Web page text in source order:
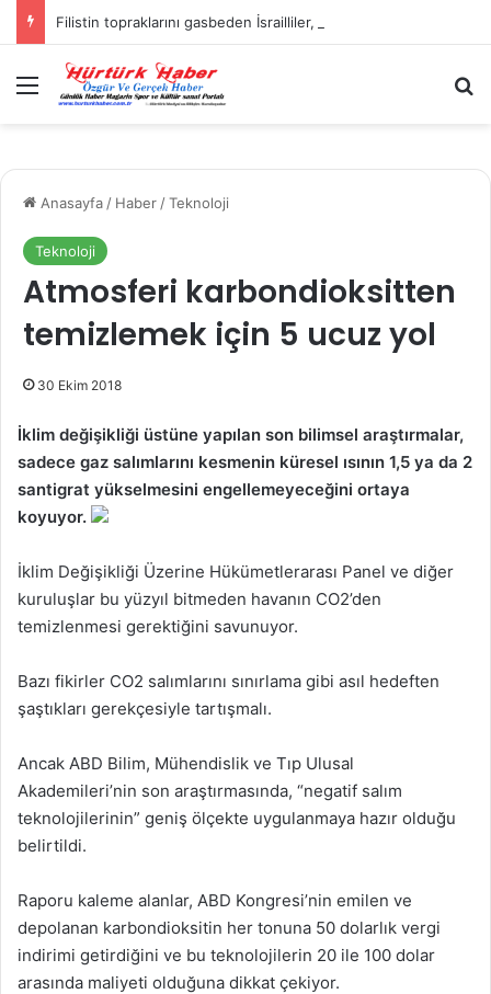
Menü
Anasayfa / Haber /Teknoloji
Teknoloji
Atmosferi karbondioksitten
temizlemek için 5 ucuz yol
30 Ekim 2018
İklim değişikliği üstüne yapılan son bilimsel araştırmalar,
sadece gaz salımlarını kesmenin küresel ısının 1,5 ya da 2
santigrat yükselmesini engellemeyeceğini ortaya
koyuyor.
İklim Değişikliği Üzerine Hükümetlerarası Panel ve diğer
kuruluşlar bu yüzyıl bitmeden havanın CO2’den
temizlenmesi gerektiğini savunuyor.
Bazı fikirler CO2 salımlarını sınırlama gibi asıl hedeften
şaştıkları gerekçesiyle tartışmalı.
Ancak ABD Bilim, Mühendislik ve Tıp Ulusal
Akademileri’nin son araştırmasında, “negatif salım
teknolojilerinin” geniş ölçekte uygulanmaya hazır olduğu
belirtildi.
Raporu kaleme alanlar, ABD Kongresi’nin emilen ve
depolanan karbondioksitin her tonuna 50 dolarlık vergi
indirimi getirdiğini ve bu teknolojilerin 20 ile 100 dolar
arasında maliyeti olduğuna dikkat çekiyor.